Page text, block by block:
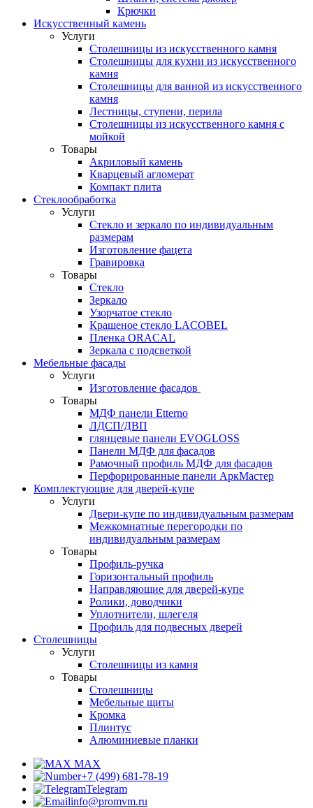
Крючки
Искусственный камень
Услуги
Столешницы из искусственного камня
Столешницы для кухни из искусственного
камня
Столешницы для ванной из искусственного
камня
Лестницы, ступени, перила
Столешницы из искусственного камня с
мойкой
Товары
Акриловый камень
Кварцевый агломерат
Компакт плита
Стеклообработка
Услуги
Стекло и зеркало по индивидуальным
размерам
Изготовление фацета
Гравировка
Товары
Стекло
Зеркало
Узорчатое стекло
Крашеное стекло LACOBEL
Пленка ORACAL
Зеркала с подсветкой
Мебельные фасады
Услуги
Изготовление фасадов
Товары
МДФ панели Etterno
ЛДСП/ДВП
глянцевые панели EVOGLOSS
Панели МДФ для фасадов
Рамочный профиль МДФ для фасадов
Перфорированные панели АркМастер
Комплектующие для дверей-купе
Услуги
Двери-купе по индивидуальным размерам
Межкомнатные перегородки по
индивидуальным размерам
Товары
Профиль-ручка
Горизонтальный профиль
Направляющие для дверей-купе
Ролики, доводчики
Уплотнители, шлегеля
Профиль для подвесных дверей
Столешницы
Услуги
Столешницы из камня
Товары
Столешницы
Мебельные щиты
Кромка
Плинтус
Алюминиевые планки
MAX
+7 (499) 681-78-19
Telegram
info@promvm.ru